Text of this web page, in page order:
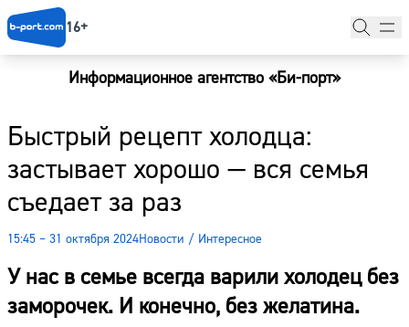
16+
Информационное агентство «Би-порт»
Быстрый рецепт холодца:
застывает хорошо — вся семья
съедает за раз
15:45 – 31 октября 2024Новости / Интересное
У нас в семье всегда варили холодец без
заморочек. И конечно, без желатина.
Новости
Наши гости
Фоторепортажи
Погода
Курсы валют